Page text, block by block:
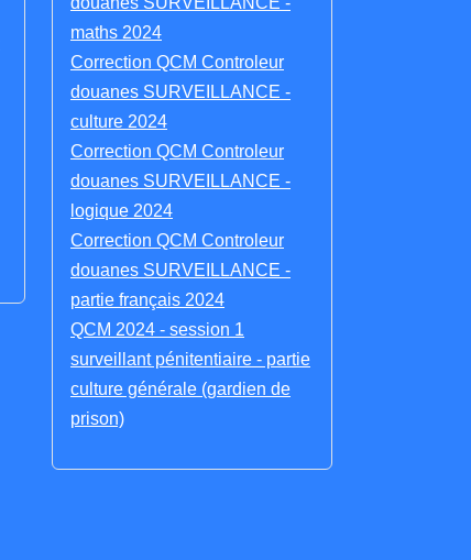
maths 2024
Correction QCM Controleur
douanes SURVEILLANCE -
culture 2024
Correction QCM Controleur
douanes SURVEILLANCE -
logique 2024
Correction QCM Controleur
douanes SURVEILLANCE -
partie français 2024
QCM 2024 - session 1
surveillant pénitentiaire - partie
culture générale (gardien de
prison)